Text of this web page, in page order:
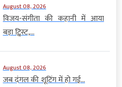
August 08, 2026
विजय-संगीता की कहानी में आया
बड़ा ट्विस्ट,...
August 08, 2026
जब दंगल की शूटिंग में हो गई...